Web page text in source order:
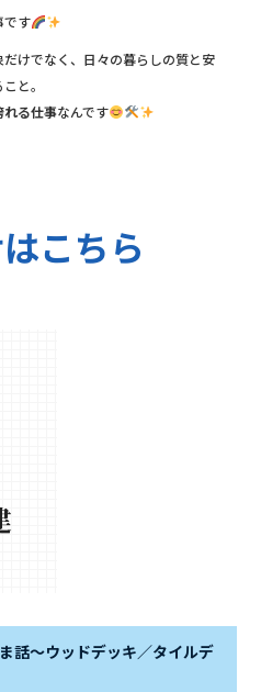
です
けでなく、日々の暮らしの質と安
と。
れる仕事なんです
こちら
話～ウッドデッキ／タイルデ